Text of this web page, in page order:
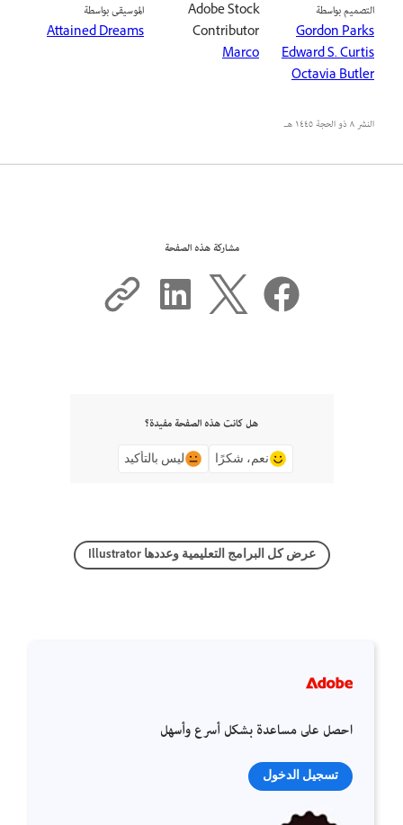
التصميم بواسطة
Gordon Parks
Edward S. Curtis
Octavia Butler
Adobe Stock
Contributor
Marco
الموسيقى بواسطة
Attained Dreams
النشر٨ ذو الحجة ١٤٤٥ هـ
مشاركة هذه الصفحة
هل كانت هذه الصفحة مفيدة؟
نعم، شكرًا ليس بالتأكيد
عرض كل البرامج التعليمية وعددها Illustrator
احصل على مساعدة بشكل أسرع وأسهل
تسجيل الدخول